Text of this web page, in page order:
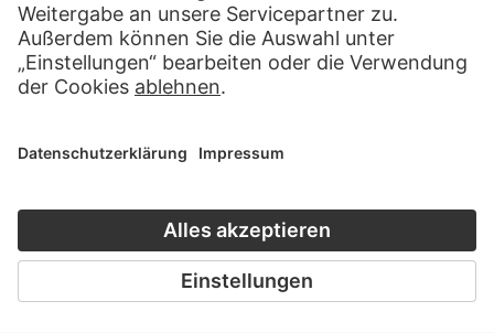
KONTAKT
Haben Sie Anregungen, Fragen oder Informationen zu